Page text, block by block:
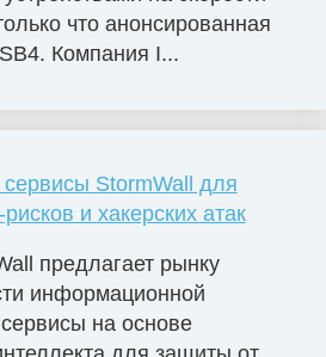
что анонсированная
Компания I...
сервисы StormWall для
и хакерских атак
предлагает рынку
информационной
на основе